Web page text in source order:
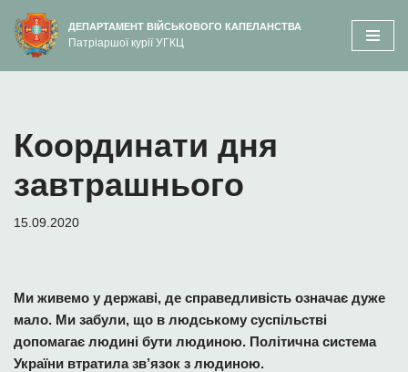
вмісту
Перейти
до
ДЕПАРТАМЕНТ ВІЙСЬКОВОГО КАПЕЛАНСТВА
Патріаршої курії УГКЦ
Координати дня
завтрашнього
15.09.2020
Ми живемо у державі, де справедливість означає дуже
мало. Ми забули, що в людському суспільстві
допомагає людині бути людиною. Політична система
України втратила зв’язок з людиною.